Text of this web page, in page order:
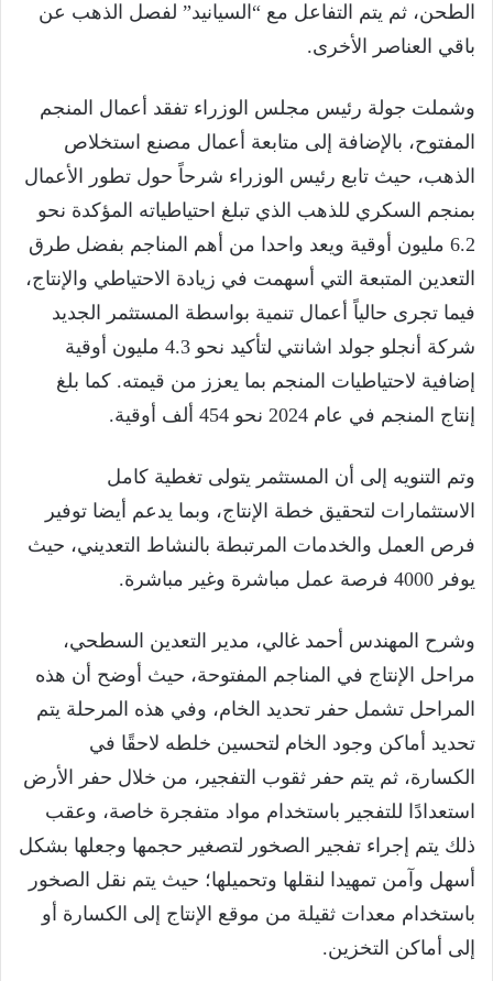
الطحن، ثم يتم التفاعل مع “السيانيد” لفصل الذهب عن
باقي العناصر الأخرى.
وشملت جولة رئيس مجلس الوزراء تفقد أعمال المنجم
المفتوح، بالإضافة إلى متابعة أعمال مصنع استخلاص
الذهب، حيث تابع رئيس الوزراء شرحاً حول تطور الأعمال
بمنجم السكري للذهب الذي تبلغ احتياطياته المؤكدة نحو
6.2 مليون أوقية ويعد واحدا من أهم المناجم بفضل طرق
التعدين المتبعة التي أسهمت في زيادة الاحتياطي والإنتاج،
فيما تجرى حالياً أعمال تنمية بواسطة المستثمر الجديد
شركة أنجلو جولد اشانتي لتأكيد نحو 4.3 مليون أوقية
إضافية لاحتياطيات المنجم بما يعزز من قيمته. كما بلغ
إنتاج المنجم في عام 2024 نحو 454 ألف أوقية.
وتم التنويه إلى أن المستثمر يتولى تغطية كامل
الاستثمارات لتحقيق خطة الإنتاج، وبما يدعم أيضا توفير
فرص العمل والخدمات المرتبطة بالنشاط التعديني، حيث
يوفر 4000 فرصة عمل مباشرة وغير مباشرة.
وشرح المهندس أحمد غالي، مدير التعدين السطحي،
مراحل الإنتاج في المناجم المفتوحة، حيث أوضح أن هذه
المراحل تشمل حفر تحديد الخام، وفي هذه المرحلة يتم
تحديد أماكن وجود الخام لتحسين خلطه لاحقًا في
الكسارة، ثم يتم حفر ثقوب التفجير، من خلال حفر الأرض
استعدادًا للتفجير باستخدام مواد متفجرة خاصة، وعقب
ذلك يتم إجراء تفجير الصخور لتصغير حجمها وجعلها بشكل
أسهل وآمن تمهيدا لنقلها وتحميلها؛ حيث يتم نقل الصخور
باستخدام معدات ثقيلة من موقع الإنتاج إلى الكسارة أو
إلى أماكن التخزين.